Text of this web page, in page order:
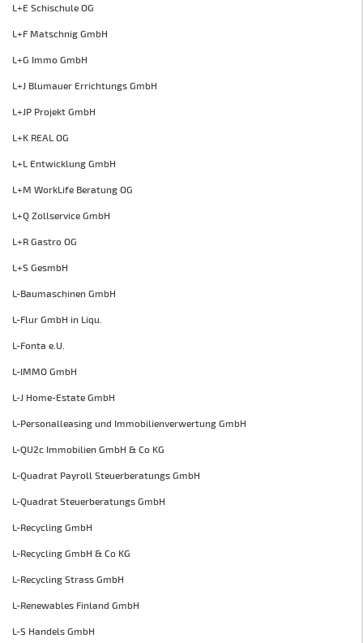
L+E Schischule OG
L+F Matschnig GmbH
L+G Immo GmbH
L+J Blumauer Errichtungs GmbH
L+JP Projekt GmbH
L+K REAL OG
L+L Entwicklung GmbH
L+M WorkLife Beratung OG
L+Q Zollservice GmbH
L+R Gastro OG
L+S GesmbH
L-Baumaschinen GmbH
L-Flur GmbH in Liqu.
L-Fonta e.U.
L-IMMO GmbH
L-J Home-Estate GmbH
L-Personalleasing und Immobilienverwertung GmbH
L-QU2c Immobilien GmbH & Co KG
L-Quadrat Payroll Steuerberatungs GmbH
L-Quadrat Steuerberatungs GmbH
L-Recycling GmbH
L-Recycling GmbH & Co KG
L-Recycling Strass GmbH
L-Renewables Finland GmbH
L-S Handels GmbH